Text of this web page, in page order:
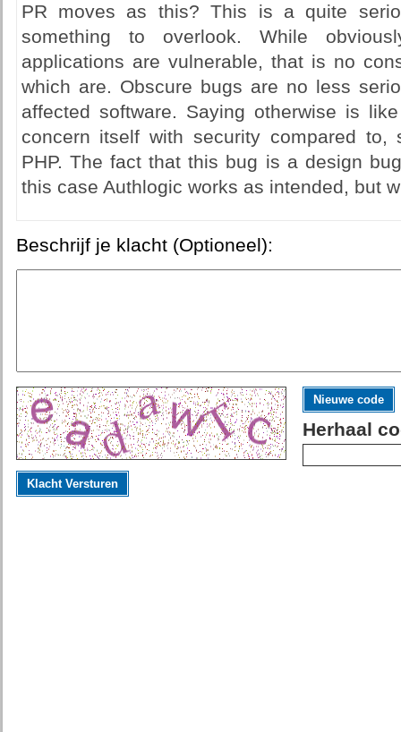
PR moves as this? This is a quite
something to overlook. While
applications are vulnerable, that is no
which are. Obscure bugs are no less
affected software. Saying otherwise is
concern itself with security compared to,
PHP. The fact that this bug is a design
this case Authlogic works as intended, but
Beschrijf je klacht (Optioneel):
Nieuwe code
Herhaal
Klacht Versturen